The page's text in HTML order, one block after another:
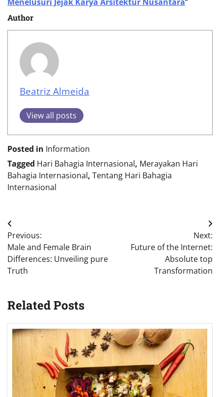
Author
Beatriz Almeida
View all posts
Posted in Information
Tagged Hari Bahagia Internasional, Merayakan Hari
Bahagia Internasional, Tentang Hari Bahagia
Internasional
Post
navigation
Previous:
Male and Female Brain
Differences: Unveiling pure
Truth
Next:
Future of the Internet:
Absolute top
Transformation
Related Posts